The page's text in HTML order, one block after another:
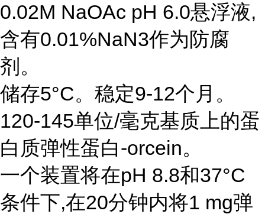
0.02M NaOAc pH 6.0悬浮液,
含有0.01%NaN3作为防腐
剂。
储存5°C。稳定9-12个月。
120-145单位/毫克基质上的蛋
白质弹性蛋白-orcein。
一个装置将在pH 8.8和37°C
条件下,在20分钟内将1 mg弹